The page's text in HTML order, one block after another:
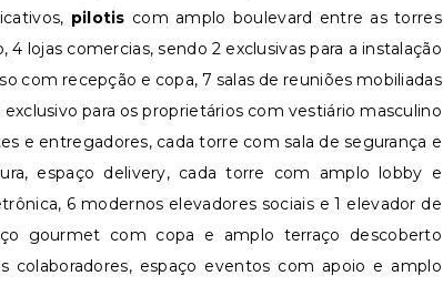
pilotis com amplo boulevard entre as torres
lojas comercias, sendo 2 exclusivas para a instalação
com recepção e copa, 7 salas de reuniões mobiliadas
para os proprietários com vestiário masculino
e entregadores, cada torre com sala de segurança e
espaço delivery, cada torre com amplo lobby e
6 modernos elevadores sociais e 1 elevador de
gourmet com copa e amplo terraço descoberto
colaboradores, espaço eventos com apoio e amplo